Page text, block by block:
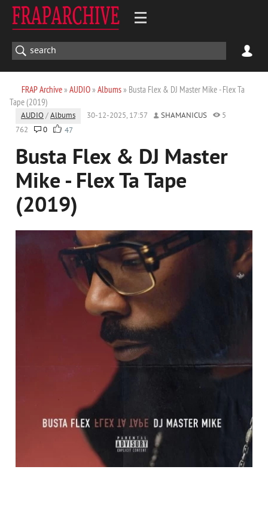
FRAP Archive» AUDIO» Albums» Busta Flex & DJ Master Mike - Flex Ta
Tape (2019)
AUDIO /Albums 30-12-2025, 17:57 SHAMANICUS
5
762
0 47
Busta Flex & DJ Master
Mike - Flex Ta Tape
(2019)